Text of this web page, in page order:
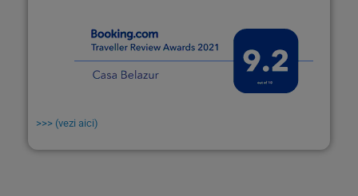
>>> (vezi aici)